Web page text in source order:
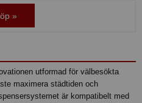
»
utformad för välbesökta
maximera städtiden och
är kompatibelt med